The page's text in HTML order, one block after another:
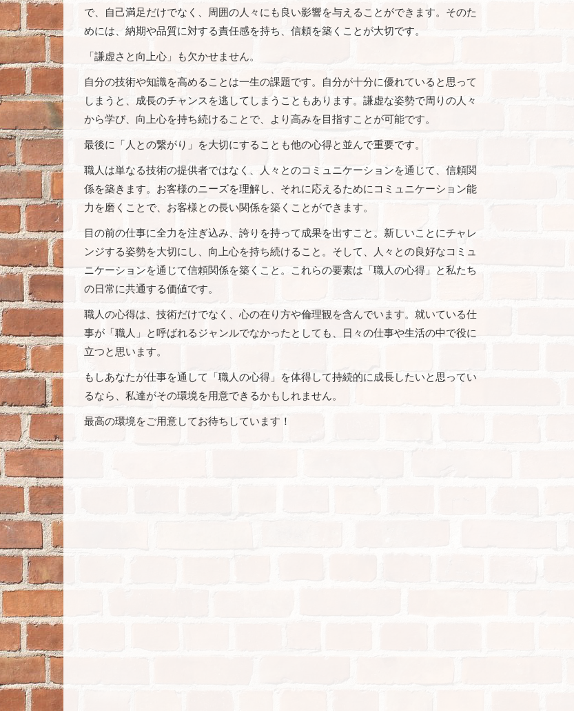
で、自己満足だけでなく、周囲の人々にも良い影響を与えることができます。そのた
めには、納期や品質に対する責任感を持ち、信頼を築くことが大切です。
「謙虚さと向上心」も欠かせません。
自分の技術や知識を高めることは一生の課題です。自分が十分に優れていると思って
しまうと、成長のチャンスを逃してしまうこともあります。謙虚な姿勢で周りの人々
から学び、向上心を持ち続けることで、より高みを目指すことが可能です。
最後に「人との繋がり」を大切にすることも他の心得と並んで重要です。
職人は単なる技術の提供者ではなく、人々とのコミュニケーションを通じて、信頼関
係を築きます。お客様のニーズを理解し、それに応えるためにコミュニケーション能
力を磨くことで、お客様との長い関係を築くことができます。
目の前の仕事に全力を注ぎ込み、誇りを持って成果を出すこと。新しいことにチャレ
ンジする姿勢を大切にし、向上心を持ち続けること。そして、人々との良好なコミュ
ニケーションを通じて信頼関係を築くこと。これらの要素は「職人の心得」と私たち
の日常に共通する価値です。
職人の心得は、技術だけでなく、心の在り方や倫理観を含んでいます。就いている仕
事が「職人」と呼ばれるジャンルでなかったとしても、日々の仕事や生活の中で役に
立つと思います。
もしあなたが仕事を通して「職人の心得」を体得して持続的に成長したいと思ってい
るなら、私達がその環境を用意できるかもしれません。
最高の環境をご用意してお待ちしています！